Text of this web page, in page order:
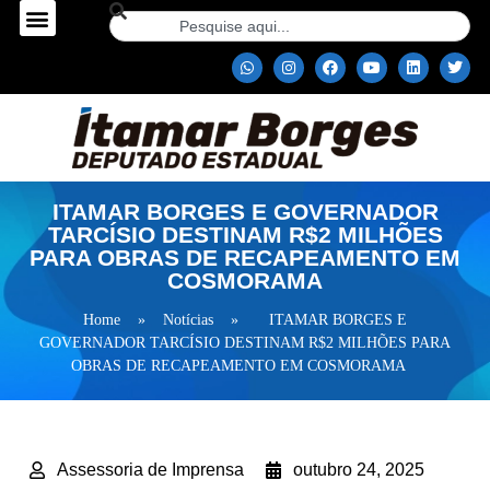
ITAMAR BORGES E GOVERNADOR
TARCÍSIO DESTINAM R$2 MILHÕES
PARA OBRAS DE RECAPEAMENTO EM
COSMORAMA
Home » Notícias »
ITAMAR BORGES E
GOVERNADOR TARCÍSIO DESTINAM R$2 MILHÕES PARA
OBRAS DE RECAPEAMENTO EM COSMORAMA
Assessoria de Imprensa outubro 24, 2025